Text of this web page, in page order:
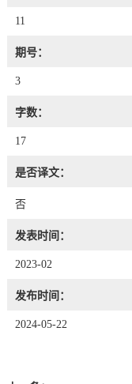
11
期号：
3
字数：
17
是否译文：
否
发表时间：
2023-02
发布时间：
2024-05-22